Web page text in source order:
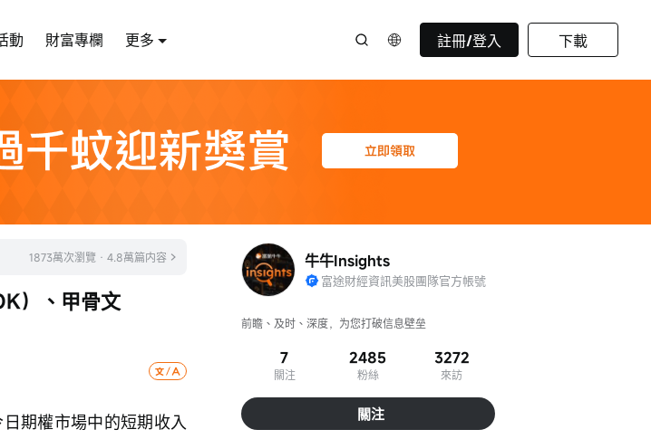
動 財富專欄 更多 註冊/登入 下載
1873萬次瀏覽 · 4.8萬篇内容
）、甲骨文
期權市場中的短期收入
牛牛Insights
富途財經資訊美股團隊官方帳號
前瞻、及时、深度，为您打破信息壁垒
7
關注
2485
粉絲
3272
來訪
關注